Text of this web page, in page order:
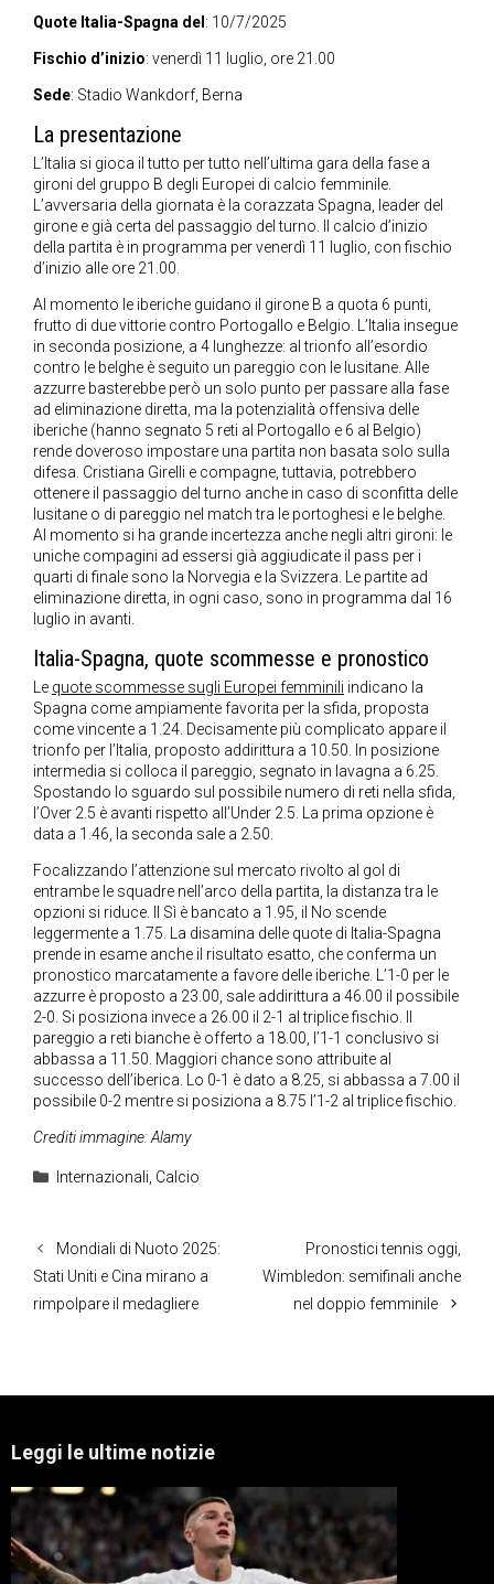
Quote Italia-Spagna del : 10/7/2025
Fischio d’inizio: venerdì 11 luglio, ore 21.00
Sede: Stadio Wankdorf, Berna
La presentazione
L’Italia si gioca il tutto per tutto nell’ultima gara della fase a
gironi del gruppo B degli Europei di calcio femminile.
L’avversaria della giornata è la corazzata Spagna, leader del
girone e già certa del passaggio del turno. Il calcio d’inizio
della partita è in programma per venerdì 11 luglio, con fischio
d’inizio alle ore 21.00.
Al momento le iberiche guidano il girone B a quota 6 punti,
frutto di due vittorie contro Portogallo e Belgio. L’Italia insegue
in seconda posizione, a 4 lunghezze: al trionfo all’esordio
contro le belghe è seguito un pareggio con le lusitane. Alle
azzurre basterebbe però un solo punto per passare alla fase
ad eliminazione diretta, ma la potenzialità offensiva delle
iberiche (hanno segnato 5 reti al Portogallo e 6 al Belgio)
rende doveroso impostare una partita non basata solo sulla
difesa. Cristiana Girelli e compagne, tuttavia, potrebbero
ottenere il passaggio del turno anche in caso di sconfitta delle
lusitane o di pareggio nel match tra le portoghesi e le belghe.
Al momento si ha grande incertezza anche negli altri gironi: le
uniche compagini ad essersi già aggiudicate il pass per i
quarti di finale sono la Norvegia e la Svizzera. Le partite ad
eliminazione diretta, in ogni caso, sono in programma dal 16
luglio in avanti.
Italia-Spagna, quote scommesse e pronostico
Le quote scommesse sugli Europei femminili indicano la
Spagna come ampiamente favorita per la sfida, proposta
come vincente a 1.24. Decisamente più complicato appare il
trionfo per l’Italia, proposto addirittura a 10.50. In posizione
intermedia si colloca il pareggio, segnato in lavagna a 6.25.
Spostando lo sguardo sul possibile numero di reti nella sfida,
l’Over 2.5 è avanti rispetto all’Under 2.5. La prima opzione è
data a 1.46, la seconda sale a 2.50.
Focalizzando l’attenzione sul mercato rivolto al gol di
entrambe le squadre nell’arco della partita, la distanza tra le
opzioni si riduce. Il Sì è bancato a 1.95, il No scende
leggermente a 1.75. La disamina delle quote di Italia-Spagna
prende in esame anche il risultato esatto, che conferma un
pronostico marcatamente a favore delle iberiche. L’1-0 per le
azzurre è proposto a 23.00, sale addirittura a 46.00 il possibile
2-0. Si posiziona invece a 26.00 il 2-1 al triplice fischio. Il
pareggio a reti bianche è offerto a 18.00, l’1-1 conclusivo si
abbassa a 11.50. Maggiori chance sono attribuite al
successo dell’iberica. Lo 0-1 è dato a 8.25, si abbassa a 7.00 il
possibile 0-2 mentre si posiziona a 8.75 l’1-2 al triplice fischio.
Crediti immagine: Alamy
Categorie
Internazionali, Calcio
Mondiali di Nuoto 2025:
Stati Uniti e Cina mirano a
rimpolpare il medagliere
Pronostici tennis oggi,
Wimbledon: semifinali anche
nel doppio femminile
Leggi le ultime notizie